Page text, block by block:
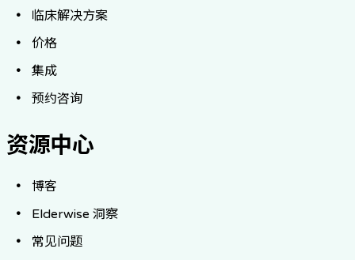
临床解决方案
价格
集成
预约咨询
资源中心
博客
Elderwise 洞察
常见问题